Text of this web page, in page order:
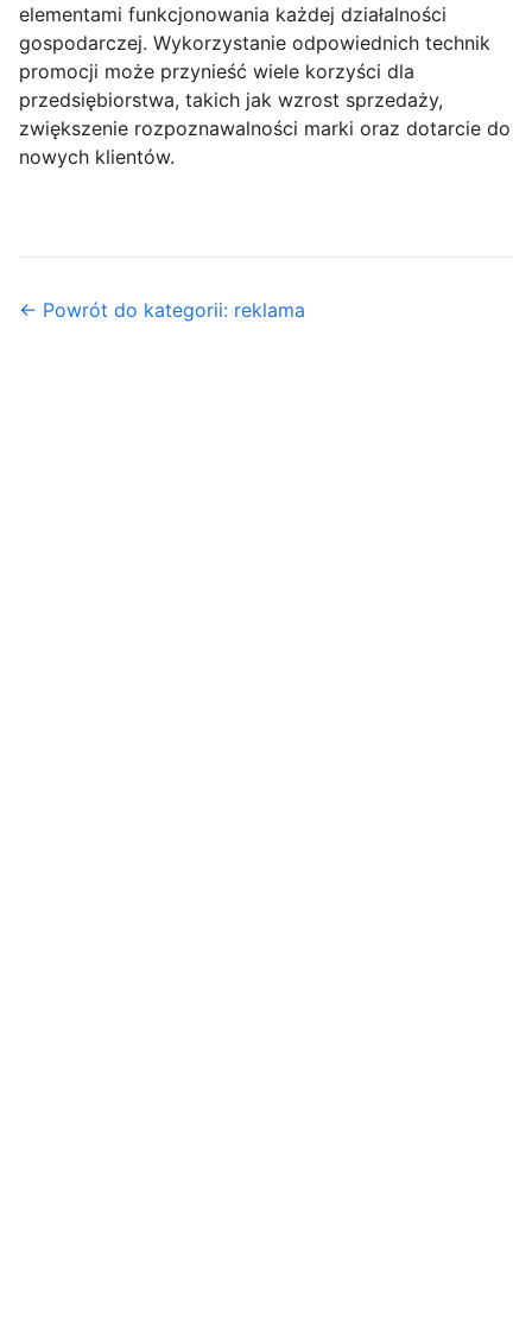
elementami funkcjonowania każdej działalności
gospodarczej. Wykorzystanie odpowiednich technik
promocji może przynieść wiele korzyści dla
przedsiębiorstwa, takich jak wzrost sprzedaży,
zwiększenie rozpoznawalności marki oraz dotarcie do
nowych klientów.
← Powrót do kategorii: reklama